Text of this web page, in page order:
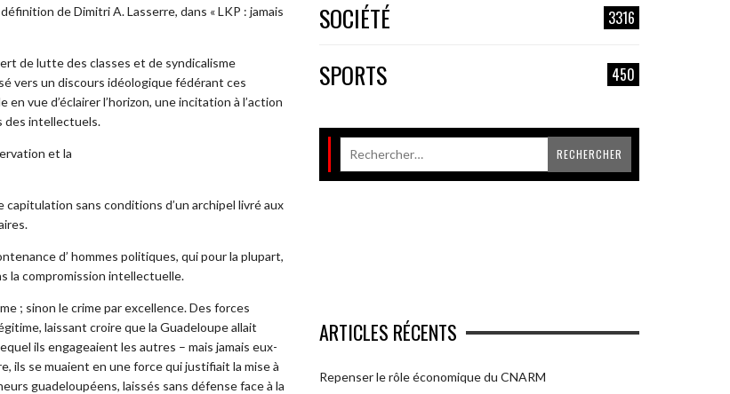
de Dimitri A. Lasserre, dans « LKP : jamais
de lutte des classes et de syndicalisme
vers un discours idéologique fédérant ces
vue d’éclairer l’horizon, une incitation à l’action
des intellectuels.
et la
sans conditions d’un archipel livré aux
d’ hommes politiques, qui pour la plupart,
la compromission intellectuelle.
; sinon le crime par excellence. Des forces
laissant croire que la Guadeloupe allait
ils engageaient les autres – mais jamais eux-
ils se muaient en une force qui justifiait la mise à
guadeloupéens, laissés sans défense face à la
SOCIÉTÉ 3316
SPORTS 450
ARTICLES RÉCENTS
Repenser le rôle économique du CNARM